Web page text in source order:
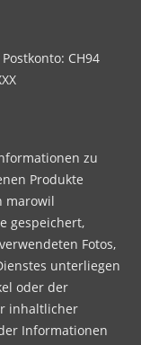
CH94
zu
Produkte
marowil
gespeichert,
Fotos,
unterliegen
oder der
inhaltlicher
Informationen